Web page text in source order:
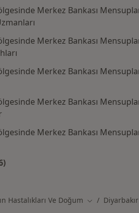
Merkez Bankası
Merkez Bankası
Merkez Bankası
Merkez Bankası
Merkez Bankası
Hastalıkları Ve Doğum Şehir değiştir
Diyarbakır